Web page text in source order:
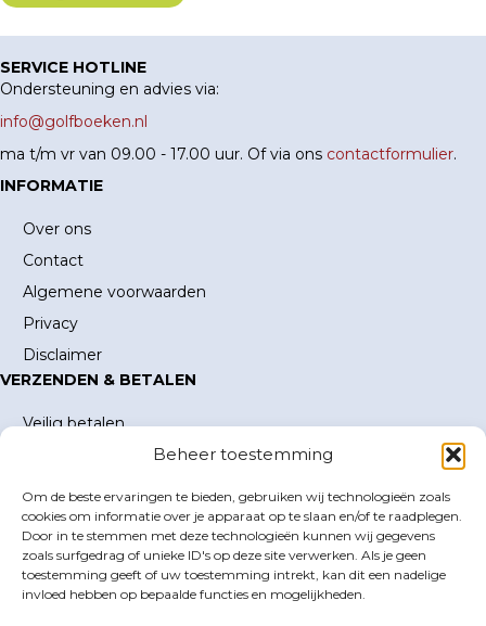
Beheer toestemming
Om de beste ervaringen te bieden, gebruiken wij technologieën zoals
cookies om informatie over je apparaat op te slaan en/of te raadplegen.
Door in te stemmen met deze technologieën kunnen wij gegevens
zoals surfgedrag of unieke ID's op deze site verwerken. Als je geen
toestemming geeft of uw toestemming intrekt, kan dit een nadelige
invloed hebben op bepaalde functies en mogelijkheden.
SERVICE HOTLINE
Ondersteuning en advies via:
info@golfboeken.nl
ma t/m vr van 09.00 - 17.00 uur. Of via ons contactformulier.
INFORMATIE
Over ons
Contact
Algemene voorwaarden
Privacy
Disclaimer
VERZENDEN & BETALEN
Veilig betalen
Verzending en verzendkosten
MIJN ACCOUNT
Mijn account
Winkelwagen